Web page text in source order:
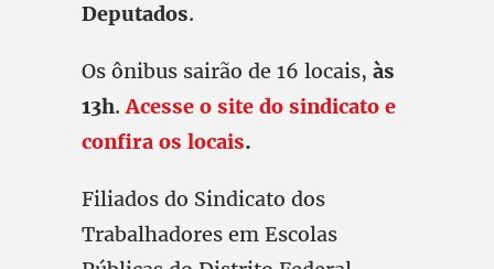
Deputados.
Os ônibus sairão de 16 locais, às
13h. Acesse o site do sindicato e
confira os locais.
Filiados do Sindicato dos
Trabalhadores em Escolas